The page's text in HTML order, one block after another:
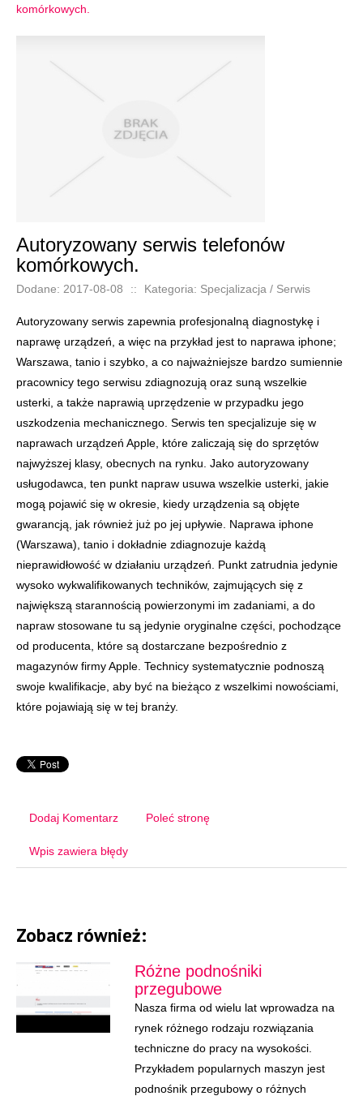
komórkowych.
Autoryzowany serwis telefonów
komórkowych.
Dodane: 2017-08-08 :: Kategoria: Specjalizacja / Serwis
Autoryzowany serwis zapewnia profesjonalną diagnostykę i
naprawę urządzeń, a więc na przykład jest to naprawa iphone;
Warszawa, tanio i szybko, a co najważniejsze bardzo sumiennie
pracownicy tego serwisu zdiagnozują oraz suną wszelkie
usterki, a także naprawią uprzędzenie w przypadku jego
uszkodzenia mechanicznego. Serwis ten specjalizuje się w
naprawach urządzeń Apple, które zaliczają się do sprzętów
najwyższej klasy, obecnych na rynku. Jako autoryzowany
usługodawca, ten punkt napraw usuwa wszelkie usterki, jakie
mogą pojawić się w okresie, kiedy urządzenia są objęte
gwarancją, jak również już po jej upływie. Naprawa iphone
(Warszawa), tanio i dokładnie zdiagnozuje każdą
nieprawidłowość w działaniu urządzeń. Punkt zatrudnia jedynie
wysoko wykwalifikowanych techników, zajmujących się z
największą starannością powierzonymi im zadaniami, a do
napraw stosowane tu są jedynie oryginalne części, pochodzące
od producenta, które są dostarczane bezpośrednio z
magazynów firmy Apple. Technicy systematycznie podnoszą
swoje kwalifikacje, aby być na bieżąco z wszelkimi nowościami,
które pojawiają się w tej branży.
Dodaj Komentarz Poleć stronę
Wpis zawiera błędy
Zobacz również:
Różne podnośniki
przegubowe
Nasza firma od wielu lat wprowadza na
rynek różnego rodzaju rozwiązania
techniczne do pracy na wysokości.
Przykładem popularnych maszyn jest
podnośnik przegubowy o różnych